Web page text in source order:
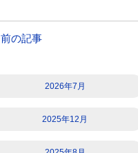
前の記事
2026年7月
2025年12月